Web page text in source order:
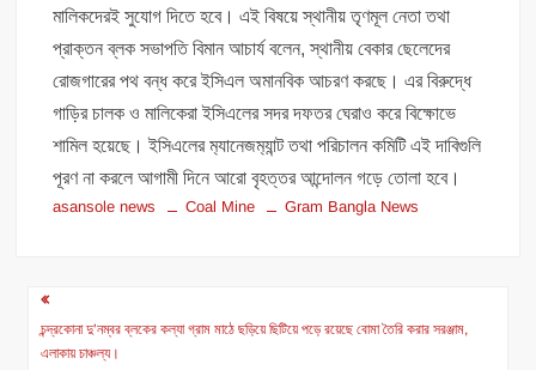
মালিকদেরই সুযোগ দিতে হবে। এই বিষয়ে স্থানীয় তৃণমূল নেতা তথা
প্রাক্তন ব্লক সভাপতি বিমান আচার্য বলেন, স্থানীয় বেকার ছেলেদের
রোজগারের পথ বন্ধ করে ইসিএল অমানবিক আচরণ করছে। এর বিরুদ্ধে
গাড়ির চালক ও মালিকেরা ইসিএলের সদর দফতর ঘেরাও করে বিক্ষোভে
শামিল হয়েছে। ইসিএলের ম‍্যানেজম‍্যান্ট তথা পরিচালন কমিটি এই দাবিগুলি
পূরণ না করলে আগামী দিনে আরো বৃহত্তর আন্দোলন গড়ে তোলা হবে।
asansole news Coal Mine Gram Bangla News
Post
navigation
চন্দ্রকোনা দু’নম্বর ব্লকের কল্যা গ্রাম মাঠে ছড়িয়ে ছিটিয়ে পড়ে রয়েছে বোমা তৈরি করার সরঞ্জাম,
এলাকায় চাঞ্চল্য।